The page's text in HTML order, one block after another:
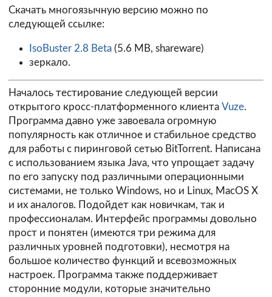
Скачать многоязычную версию можно по
следующей ссылке:
IsoBuster 2.8 Beta(5.6 MB, shareware)
зеркало.
Началось тестирование следующей версии
открытого кросс-платформенного клиента Vuze.
Программа давно уже завоевала огромную
популярность как отличное и стабильное средство
для работы с пиринговой сетью BitTorrent. Написана
с использованием языка Java, что упрощает задачу
по его запуску под различными операционными
системами, не только Windows, но и Linux, MacOS X
и их аналогов. Подойдет как новичкам, так и
профессионалам. Интерфейс программы довольно
прост и понятен (имеются три режима для
различных уровней подготовки), несмотря на
большое количество функций и всевозможных
настроек. Программа также поддерживает
сторонние модули, которые значительно